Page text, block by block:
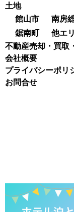
土地
館山市
南房
鋸南町
他エ
不動産売却・買取
会社概要
プライバシーポリ
お問合せ